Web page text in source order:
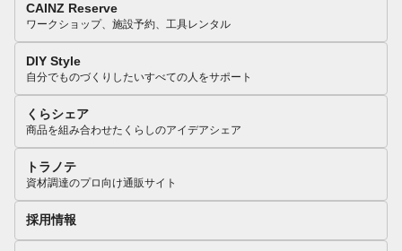
CAINZ Reserve
ワークショップ、施設予約、工具レンタル
DIY Style
自分でものづくりしたいすべての人をサポート
くらシェア
商品を組み合わせたくらしのアイデアシェア
トラノテ
資材調達のプロ向け通販サイト
採用情報